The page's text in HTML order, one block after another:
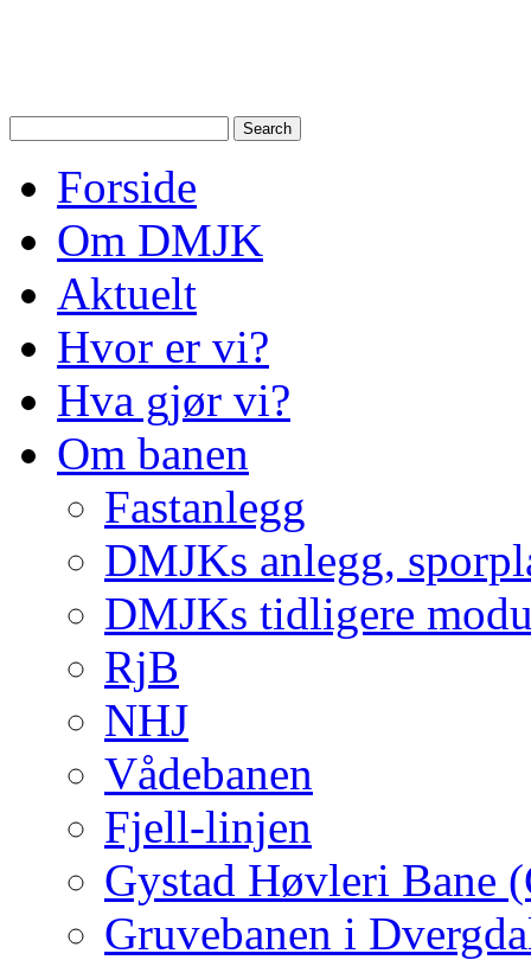
Forside
Om DMJK
Aktuelt
Hvor er vi?
Hva gjør vi?
Om banen
Fastanlegg
DMJKs anlegg,
DMJKs tidligere
RjB
NHJ
Vådebanen
Fjell-linjen
Gystad Høvleri Bane
Gruvebanen i